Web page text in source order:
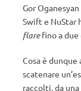
Gor
Swift e NuStar
flarefino a due
Cosa è
scatenare
raccolti, da